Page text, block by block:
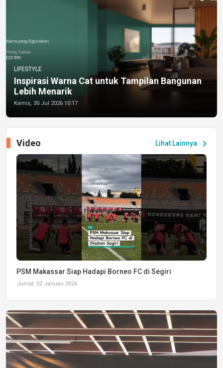
LIFESTYLE
Inspirasi Warna Cat untuk Tampilan Bangunan
Lebih Menarik
Kamis, 30 Jul 2026 10:17
Lihat Lainnya chevron_right
Video
PSM Makassar Siap Hadapi Borneo FC di Segiri
Jumat, 02 Januari 2026